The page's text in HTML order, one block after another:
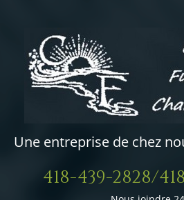
Une entreprise de chez
418-439-2828/